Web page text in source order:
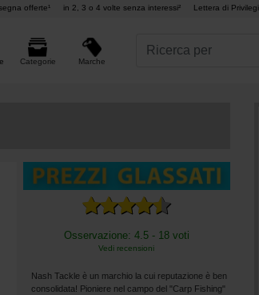
offerte¹ in 2, 3 o 4 volte senza interessi² Lettera di
Categorie Marche
Osservazione: 4.5 - 18 voti
Vedi recensioni
Nash Tackle è un marchio la cui reputazione è ben
consolidata! Pioniere nel campo del "Carp Fishing"